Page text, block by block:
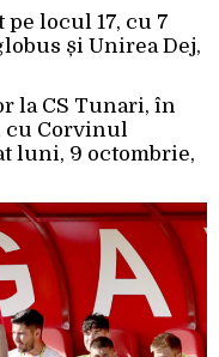
locul 17, cu 7
și Unirea Dej,
la CS Tunari, în
cu Corvinul
luni, 9 octombrie,